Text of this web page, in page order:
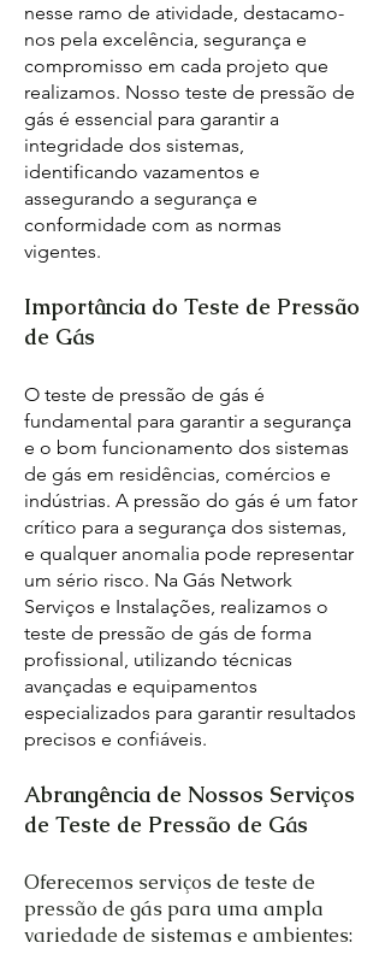
nesse ramo de atividade, destacamo-
nos pela excelência, segurança e
compromisso em cada projeto que
realizamos. Nosso teste de pressão de
gás é essencial para garantir a
integridade dos sistemas,
identificando vazamentos e
assegurando a segurança e
conformidade com as normas
vigentes.
Importância do Teste de Pressão
de Gás
O teste de pressão de gás é
fundamental para garantir a segurança
e o bom funcionamento dos sistemas
de gás em residências, comércios e
indústrias. A pressão do gás é um fator
crítico para a segurança dos sistemas,
e qualquer anomalia pode representar
um sério risco. Na Gás Network
Serviços e Instalações, realizamos o
teste de pressão de gás de forma
profissional, utilizando técnicas
avançadas e equipamentos
especializados para garantir resultados
precisos e confiáveis.
Abrangência de Nossos Serviços
de Teste de Pressão de Gás
Oferecemos serviços de teste de
pressão de gás para uma ampla
variedade de sistemas e ambientes: